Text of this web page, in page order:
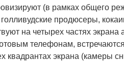
(в рамках общего
продюсеры,
на четырех частях
телефонам,
квадрантах экрана (камеры